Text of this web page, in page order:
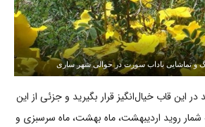
و تماشایی باداب سورت در حوالی شهر ساری
در این قاب خیال‌انگیز قرار بگیرید و جزئی از این
روید اردیبهشت، ماه بهشت، ماه سرسبزی و